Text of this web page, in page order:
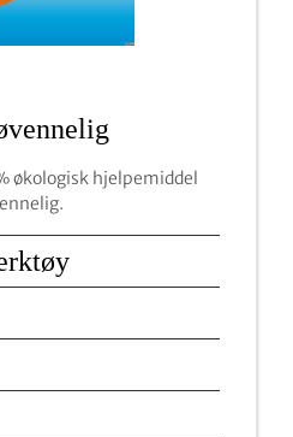
økologisk hjelpemiddel